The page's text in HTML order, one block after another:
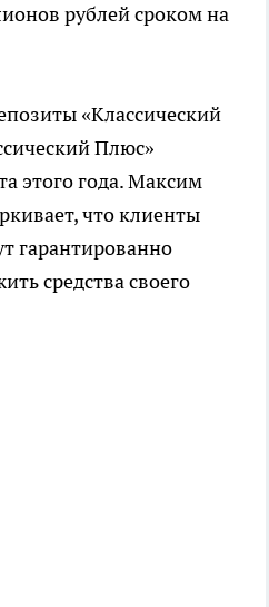
рублей сроком на
«Классический
Плюс»
этого года. Максим
что клиенты
гарантированно
средства своего